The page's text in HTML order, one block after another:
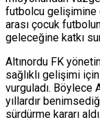
futbolcu gelişimine
arası çocuk
geleceğine katkı
Altınordu FK
sağlıklı gelişimi
vurguladı. Böylece
yıllardır
sürdürme kararı aldı.